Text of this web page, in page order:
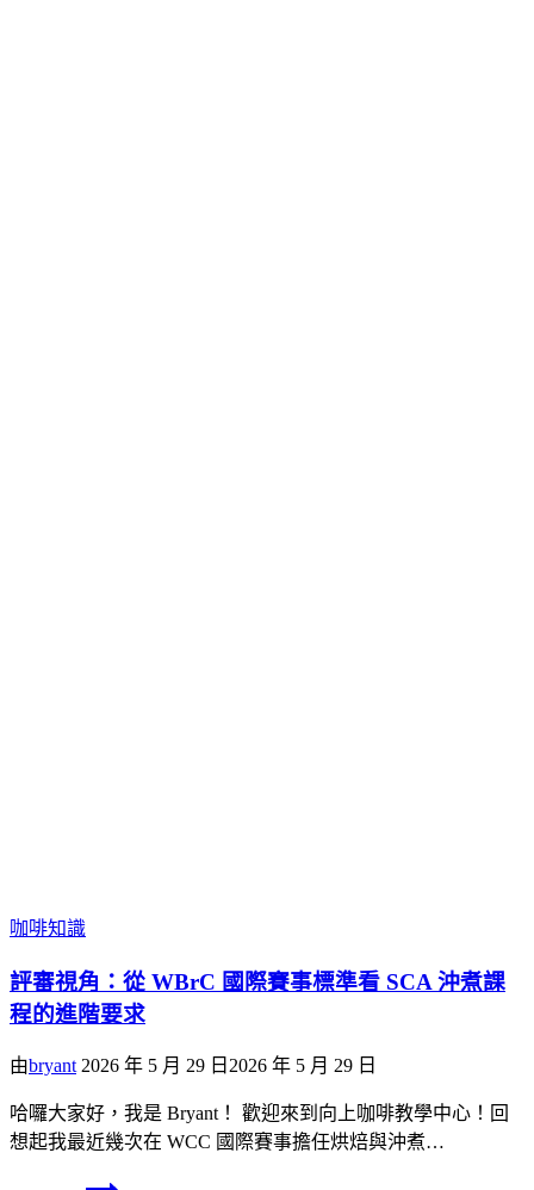
咖啡知識
評審視角：從 WBrC 國際賽事標準看 SCA 沖煮課
程的進階要求
由bryant 2026 年 5 月 29 日 2026 年 5 月 29 日
哈囉大家好，我是 Bryant！ 歡迎來到向上咖啡教學中心！回
想起我最近幾次在 WCC 國際賽事擔任烘焙與沖煮…